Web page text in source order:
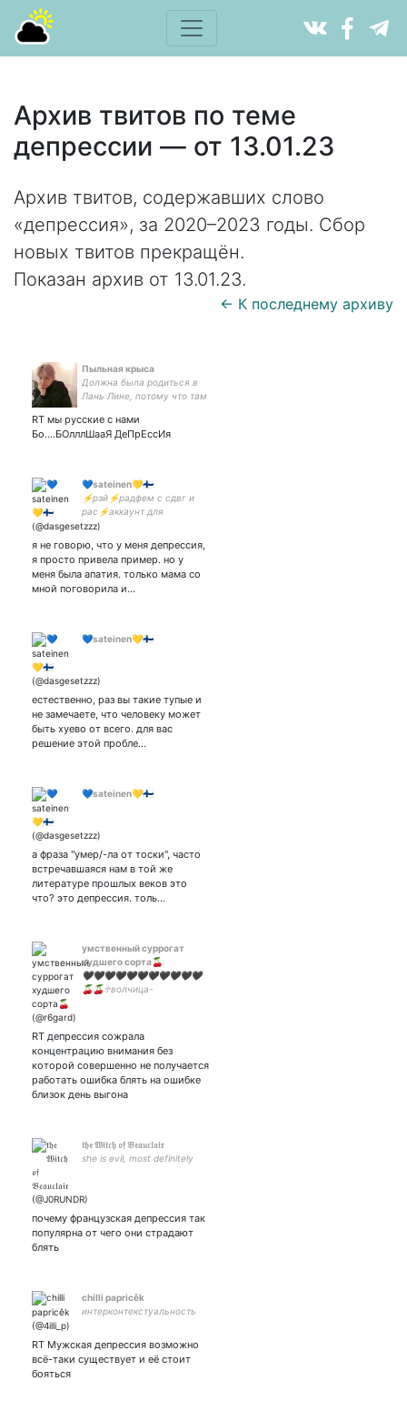
Архив твитов по теме
депрессии — от 13.01.23
Архив твитов, содержавших слово
«депрессия», за 2020–2023 годы. Сбор
новых твитов прекращён.
Показан архив от 13.01.23.
← К последнему архиву
Пыльная крыса
Должна была родиться в
Лань Лине, потому что там
RT мы русские с нами
Бо….БОлллШааЯ ДеПрЕссИя
💙sateinen💛🇫🇮
⚡рэй⚡радфем с сдвг и
рас⚡аккаунт для
щитпоста, политики и
феминизма⚡закрытка, где
я твичу все остальное -
я не говорю, что у меня депрессия,
я просто привела пример. но у
меня была апатия. только мама со
мной поговорила и…
💙sateinen💛🇫🇮
естественно, раз вы такие тупые и
не замечаете, что человеку может
быть хуево от всего. для вас
решение этой пробле…
💙sateinen💛🇫🇮
а фраза "умер/-ла от тоски", часто
встречавшаяся нам в той же
литературе прошлых веков это
что? это депрессия. толь…
умственный суррогат
худшего сорта🍒
🖤🖤🖤🖤🖤🖤🖤🖤🖤🖤🖤
🍒🍒♱волчица-
🔥Узнать больше:
RT депрессия сожрала
концентрацию внимания без
которой совершенно не получается
работать ошибка блять на ошибке
близок день выгона
𝔱𝔥𝔢 𝔚𝔦𝔱𝔠𝔥 𝔬𝔣 𝔅𝔢𝔞𝔲𝔠𝔩𝔞𝔦𝔯
she is evil, most definitely
почему французская депрессия так
популярна от чего они страдают
блять
chilli papricěk
интерконтекстуальность
RT Мужская депрессия возможно
всё-таки существует и её стоит
бояться